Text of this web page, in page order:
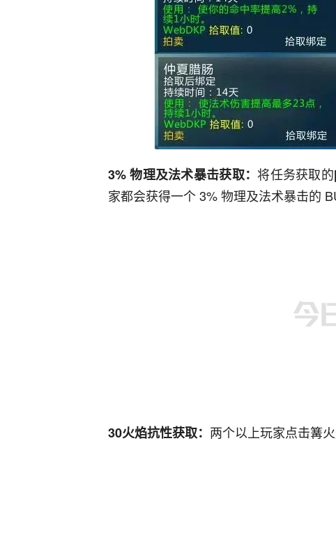
3% 物理及法术暴击获取：将任务获取的
家都会获得一个 3% 物理及法术暴击的
30火焰抗性获取： 两个以上玩家点击篝